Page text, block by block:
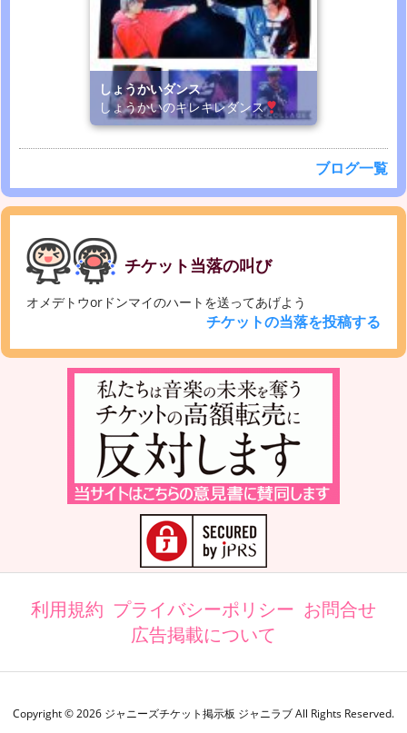
しょうかいダンス
しょうかいのキレキレダンス
ブログ一覧
チケット当落の叫び
オメデトウorドンマイのハートを送ってあげよう
チケットの当落を投稿する
利用規約 プライバシーポリシー お問合せ
広告掲載について
Copyright ©2026 ジャニーズチケット掲示板 ジャニラブAll Rights Reserved.